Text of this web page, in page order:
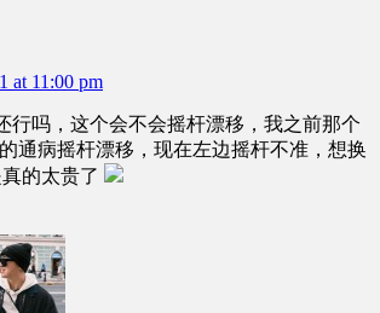
at 11:00 pm
行吗，这个会不会摇杆漂移，我之前那个
通病摇杆漂移，现在左边摇杆不准，想换
的太贵了